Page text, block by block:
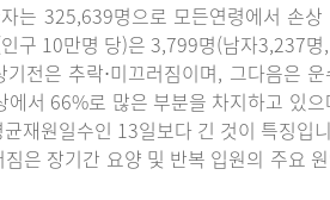
는 325,639명으로 모든연령에서 손
구 10만명 당)은 3,799명(남자3,237
전은 추락⋅미끄러짐이며, 그다음은
에서 66%로 많은 부분을 차지하고 있
재원일수인 13일보다 긴 것이 특징입
짐은 장기간 요양 및 반복 입원의 주요